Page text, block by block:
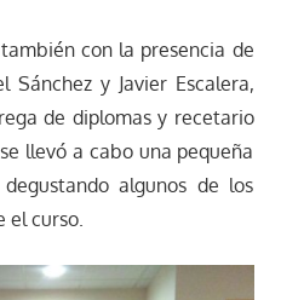
con la presencia de
Sánchez y Javier Escalera,
de diplomas y recetario
llevó a cabo una pequeña
algunos de los
el curso.